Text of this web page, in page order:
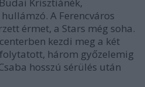
A Ferencváros
érmet, a Stars még soha.
kezdi meg a két
három győzelemig
hosszú sérülés után